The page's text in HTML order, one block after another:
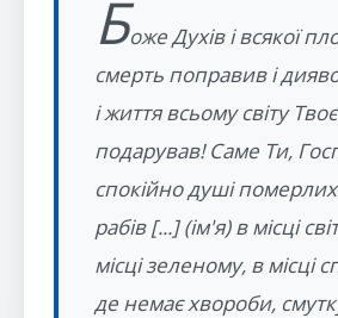
Боже Духів і всякої
смерть поправив і
і життя всьому світу
подарував! Саме Ти,
спокійно душі
рабів [...] (ім'я) в місці
місці зеленому, в місці
де немає хвороби,